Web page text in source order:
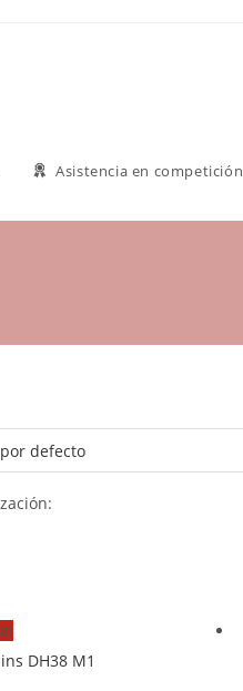
Asistencia en competición